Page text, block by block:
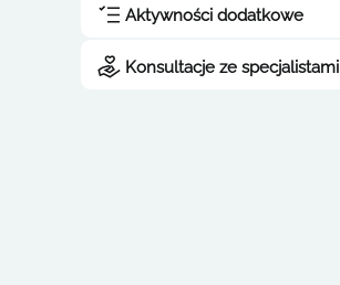
Aktywności dodatkowe
Konsultacje ze specjalistami